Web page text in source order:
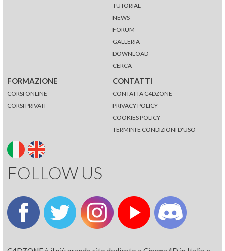
TUTORIAL
NEWS
FORUM
GALLERIA
DOWNLOAD
CERCA
FORMAZIONE
CORSI ONLINE
CORSI PRIVATI
CONTATTI
CONTATTA C4DZONE
PRIVACY POLICY
COOKIES POLICY
TERMINI E CONDIZIONI D'USO
FOLLOW US